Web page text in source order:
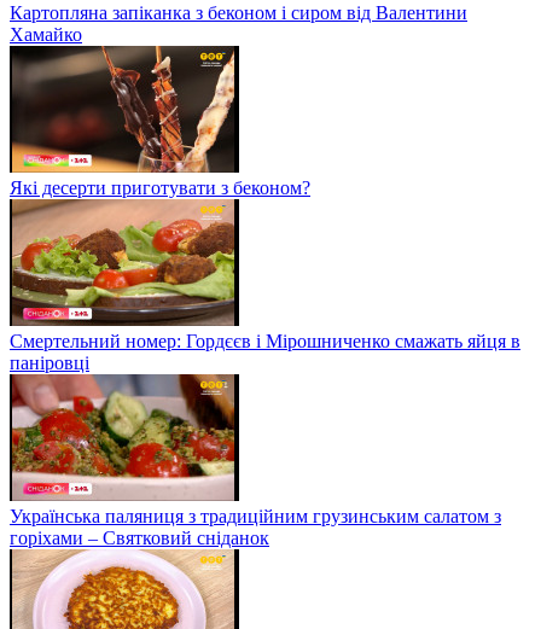
Картопляна запіканка з беконом і сиром від Валентини
Хамайко
Які десерти приготувати з беконом?
Смертельний номер: Гордєєв і Мірошниченко смажать яйця в
паніровці
Українська паляниця з традиційним грузинським салатом з
горіхами – Святковий сніданок